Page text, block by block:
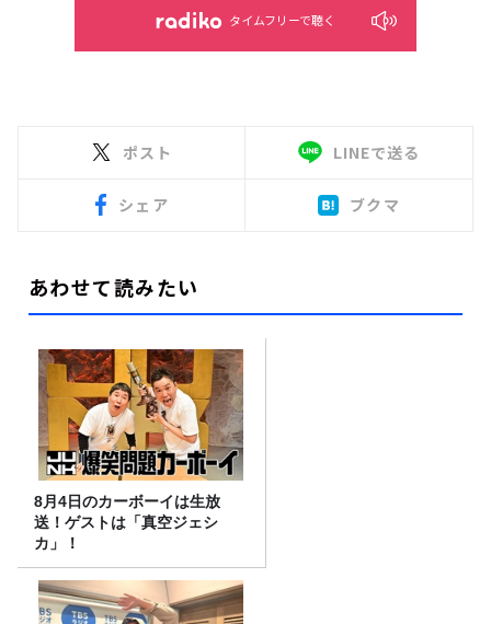
タイムフリーで聴く
ポスト LINEで送る
シェア ブクマ
あわせて読みたい
8月4日のカーボーイは生放
送！ゲストは「真空ジェシ
カ」！